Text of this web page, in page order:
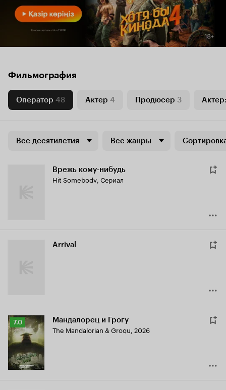
Фильмография
Оператор 48 Актер 4 Продюсер 3
Все десятилетия Все жанры
Врежь кому-нибудь
Hit Somebody, Сериал
Arrival
Рейтинг
Кинопоиска
7.0
7.0 Мандалорец и Грогу
The Mandalorian & Grogu, 2026